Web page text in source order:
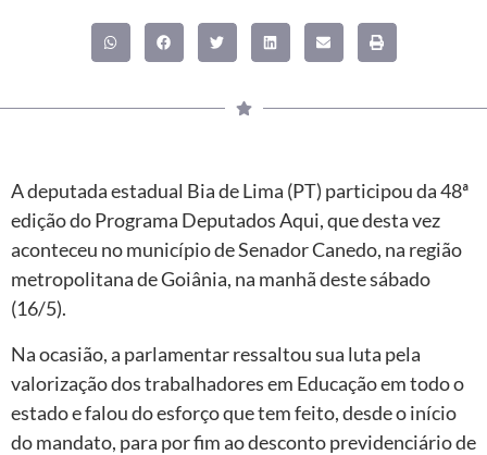
A deputada estadual Bia de Lima (PT) participou da 48ª
edição do Programa Deputados Aqui, que desta vez
aconteceu no município de Senador Canedo, na região
metropolitana de Goiânia, na manhã deste sábado
(16/5).
Na ocasião, a parlamentar ressaltou sua luta pela
valorização dos trabalhadores em Educação em todo o
estado e falou do esforço que tem feito, desde o início
do mandato, para por fim ao desconto previdenciário de